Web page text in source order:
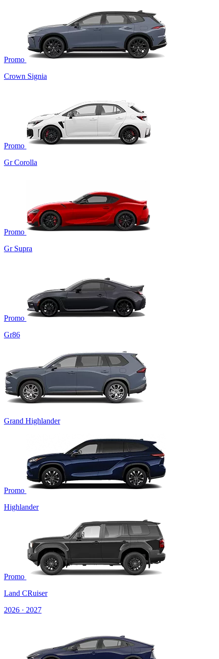
Promo
Crown Signia
Promo
Gr Corolla
Promo
Gr Supra
Promo
Gr86
Grand Highlander
Promo
Highlander
Promo
Land CRuiser
2026 · 2027